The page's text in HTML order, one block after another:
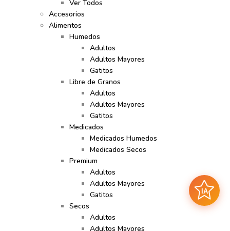
Ver Todos
Accesorios
Alimentos
Humedos
Adultos
Adultos Mayores
Gatitos
Libre de Granos
Adultos
Adultos Mayores
Gatitos
Medicados
Medicados Humedos
Medicados Secos
Premium
Adultos
Adultos Mayores
Gatitos
Secos
Adultos
Adultos Mayores
IA